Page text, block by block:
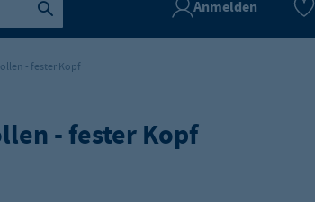
Anmelden
- fester Kopf
- fester Kopf